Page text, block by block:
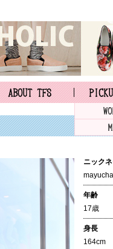
ニック
年齢
17歳
身長
164cm